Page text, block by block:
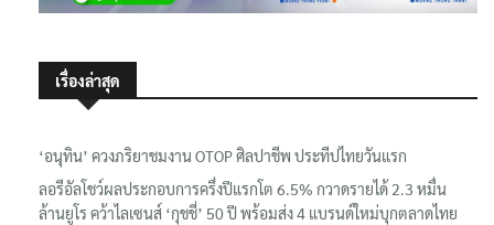
เรื่องล่าสุด
‘อนุทิน’ ควงภริยาชมงาน OTOP ศิลปาชีพ ประทีปไทยวันแรก
ลอรีอัลโชว์ผลประกอบการครึ่งปีแรกโต 6.5% กวาดรายได้ 2.3 หมื่น
ล้านยูโร คว้าไลเซนส์ ‘กุชชี่’ 50 ปี พร้อมส่ง 4 แบรนด์ใหม่บุกตลาดไทย